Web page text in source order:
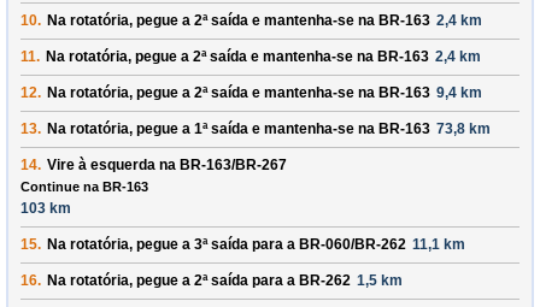
10. Na rotatória, pegue a 2ªsaída e mantenha-se na BR-163 2,4 km
11. Na rotatória, pegue a 2ªsaída e mantenha-se na BR-163 2,4 km
12. Na rotatória, pegue a 2ªsaída e mantenha-se na BR-163 9,4 km
13. Na rotatória, pegue a 1ªsaída e mantenha-se na BR-163 73,8 km
14. Vire à esquerda na BR-163/BR-267
Continue na BR-163
103 km
15. Na rotatória, pegue a 3ªsaída para a BR-060/BR-262 11,1 km
16. Na rotatória, pegue a 2ªsaída para a BR-262 1,5 km